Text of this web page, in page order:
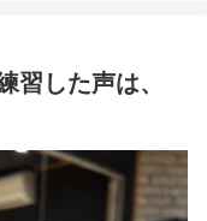
習した声は、